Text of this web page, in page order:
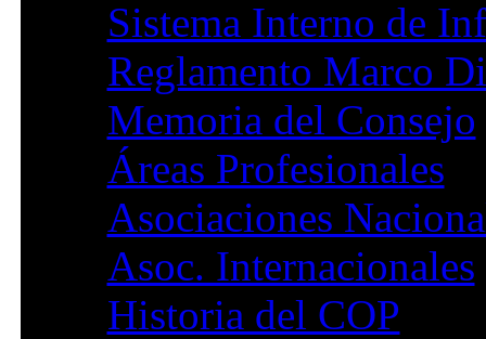
Sistema Interno de
Reglamento Marco
Memoria del Consejo
Áreas Profesionales
Asociaciones
Asoc. Internacionales
Historia del COP